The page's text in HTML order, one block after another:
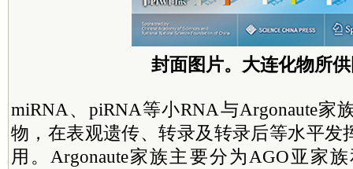
封面图片。大连化物所
miRNA、piRNA等小RNA与Argonaute家
物，在表观遗传、转录及转录后等水平发
用。Argonaute家族主要分为AGO亚家